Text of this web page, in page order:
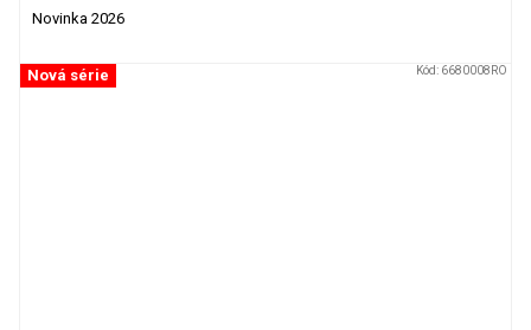
Novinka 2026
Nová série Kód: 6680008RO